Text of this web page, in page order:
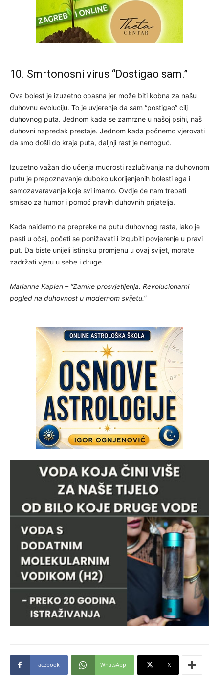
10. Smrtonosni virus “Dostigao sam.”
Ova bolest je izuzetno opasna jer može biti kobna za našu
duhovnu evoluciju. To je uvjerenje da sam “postigao” cilj
duhovnog puta. Jednom kada se zamrzne u našoj psihi, naš
duhovni napredak prestaje. Jednom kada počnemo vjerovati
da smo došli do kraja puta, daljnji rast je nemoguć.
Izuzetno važan dio učenja mudrosti razlučivanja na duhovnom
putu je prepoznavanje duboko ukorijenjenih bolesti ega i
samozavaravanja koje svi imamo. Ovdje će nam trebati
smisao za humor i pomoć pravih duhovnih prijatelja.
Kada naiđemo na prepreke na putu duhovnog rasta, lako je
pasti u očaj, početi se ponižavati i izgubiti povjerenje u pravi
put. Da biste unijeli istinsku promjenu u ovaj svijet, morate
zadržati vjeru u sebe i druge.
Marianne Kaplen – “Zamke prosvjetljenja. Revolucionarni
pogled na duhovnost u modernom svijetu.”
Facebook WhatsApp X